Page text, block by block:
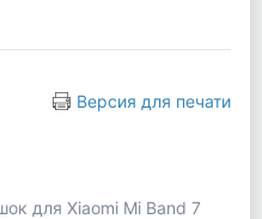
Версия для печати
для Xiaomi Mi Band 7